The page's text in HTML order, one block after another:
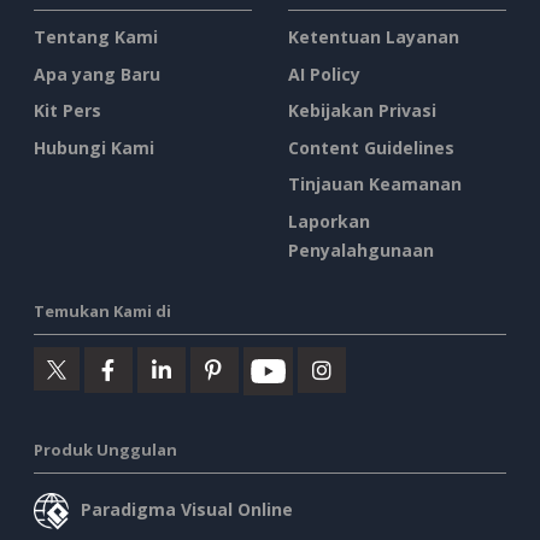
Tentang Kami
Apa yang Baru
Kit Pers
Hubungi Kami
Ketentuan Layanan
AI Policy
Kebijakan Privasi
Content Guidelines
Tinjauan Keamanan
Laporkan
Penyalahgunaan
Temukan Kami di
Produk Unggulan
Paradigma Visual Online